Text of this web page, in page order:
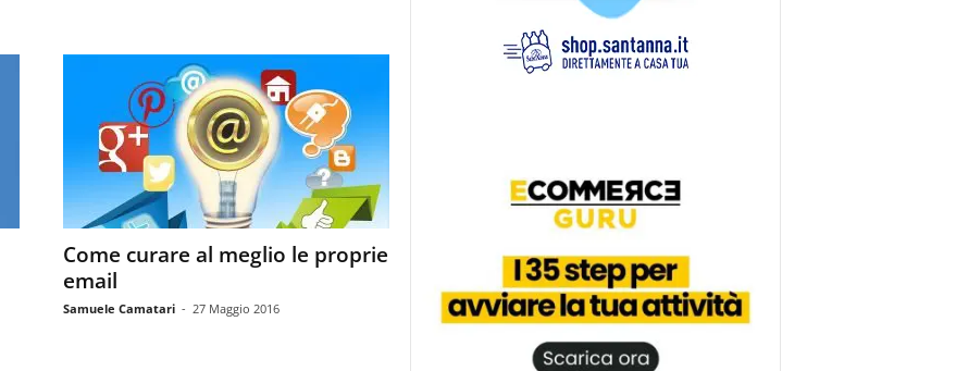
Come curare al meglio le proprie
email
Samuele Camatari - 27 Maggio 2016